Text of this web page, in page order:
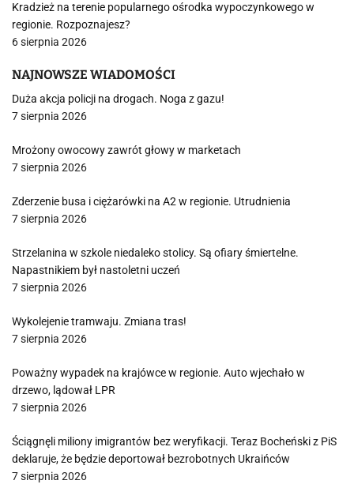
Kradzież na terenie popularnego ośrodka wypoczynkowego w
regionie. Rozpoznajesz?
6 sierpnia 2026
NAJNOWSZE WIADOMOŚCI
Duża akcja policji na drogach. Noga z gazu!
7 sierpnia 2026
Mrożony owocowy zawrót głowy w marketach
7 sierpnia 2026
Zderzenie busa i ciężarówki na A2 w regionie. Utrudnienia
7 sierpnia 2026
Strzelanina w szkole niedaleko stolicy. Są ofiary śmiertelne.
Napastnikiem był nastoletni uczeń
7 sierpnia 2026
Wykolejenie tramwaju. Zmiana tras!
7 sierpnia 2026
Poważny wypadek na krajówce w regionie. Auto wjechało w
drzewo, lądował LPR
7 sierpnia 2026
Ściągnęli miliony imigrantów bez weryfikacji. Teraz Bocheński z PiS
deklaruje, że będzie deportował bezrobotnych Ukraińców
7 sierpnia 2026